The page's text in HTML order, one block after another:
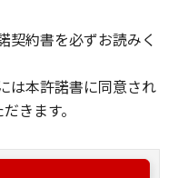
契約書を必ずお読みく
は本許諾書に同意され
きます。